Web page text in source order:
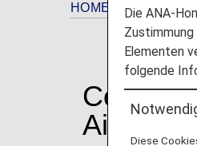
HOME Planen
Airlines
Die ANA-
Elementen
folgende
Diese